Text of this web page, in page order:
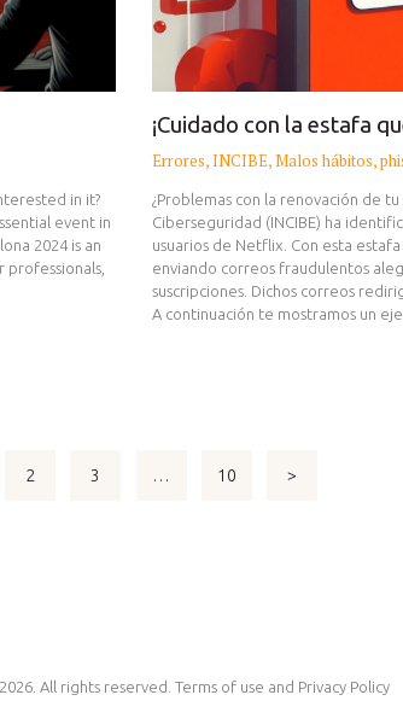
in it?
event in
2024 is an
¡Cuidado con la estafa
Errores,INCIBE,Malos hábitos,
¿Problemas con la renovación de
Ciberseguridad (INCIBE) ha
usuarios de Netflix. Con esta
enviando correos fraudulentos
suscripciones. Dichos correos
A continuación te mostramos un
PAGE
2 PAGE
3 … PAGE
10 >
All rights reserved. Terms of use and Privacy Policy